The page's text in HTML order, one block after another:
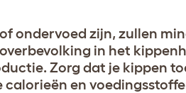
ondervoed zijn, zullen
in het
Zorg dat je kippen
en